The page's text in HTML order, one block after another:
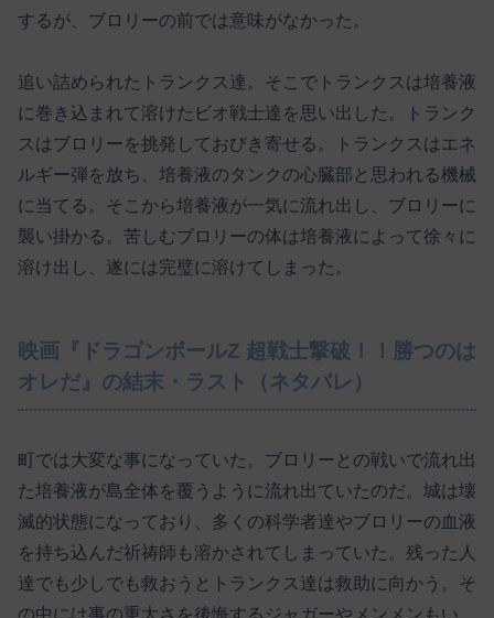
するが、ブロリーの前では意味がなかった。
追い詰められたトランクス達。そこでトランクスは培養液
に巻き込まれて溶けたビオ戦士達を思い出した。トランク
スはブロリーを挑発しておびき寄せる。トランクスはエネ
ルギー弾を放ち、培養液のタンクの心臓部と思われる機械
に当てる。そこから培養液が一気に流れ出し、ブロリーに
襲い掛かる。苦しむブロリーの体は培養液によって徐々に
溶け出し、遂には完璧に溶けてしまった。
映画『ドラゴンボールZ 超戦士撃破！！勝つのは
オレだ』の結末・ラスト（ネタバレ）
町では大変な事になっていた。ブロリーとの戦いで流れ出
た培養液が島全体を覆うように流れ出ていたのだ。城は壊
滅的状態になっており、多くの科学者達やブロリーの血液
を持ち込んだ祈祷師も溶かされてしまっていた。残った人
達でも少しでも救おうとトランクス達は救助に向かう。そ
の中には事の重大さを後悔するジャガーやメンメンもい